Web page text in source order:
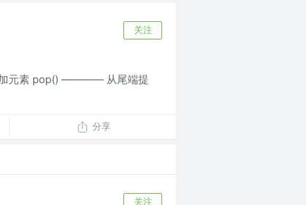
关注
元素 pop() ———— 从尾端提
分享
关注